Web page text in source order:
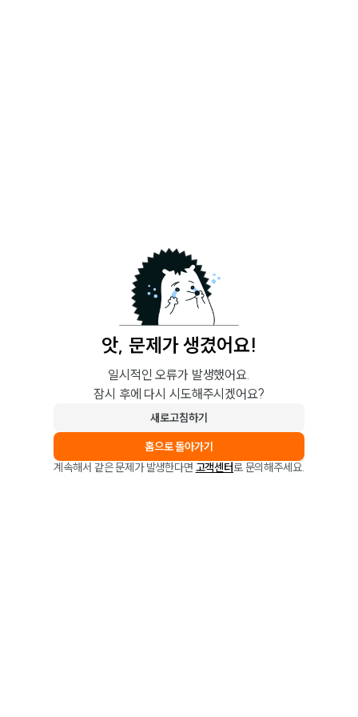
앗, 문제가 생겼어요!
일시적인 오류가 발생했어요.
잠시 후에 다시 시도해주시겠어요?
새로고침하기
홈으로 돌아가기
계속해서 같은 문제가 발생한다면 고객센터로 문의해주세요.